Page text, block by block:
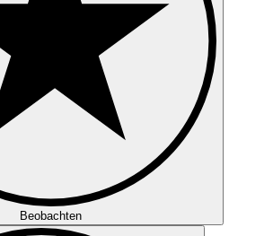
Beobachten